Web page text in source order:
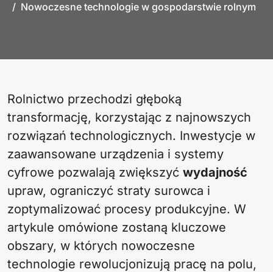
Nowoczesne technologie w gospodarstwie rolnym
Rolnictwo przechodzi głęboką
transformację, korzystając z najnowszych
rozwiązań technologicznych. Inwestycje w
zaawansowane urządzenia i systemy
cyfrowe pozwalają zwiększyć wydajność
upraw, ograniczyć straty surowca i
zoptymalizować procesy produkcyjne. W
artykule omówione zostaną kluczowe
obszary, w których nowoczesne
technologie rewolucjonizują pracę na polu,